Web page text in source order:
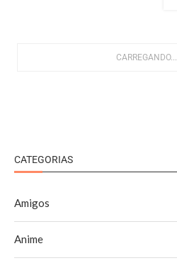
CARREGANDO...
CATEGORIAS
Amigos
Anime